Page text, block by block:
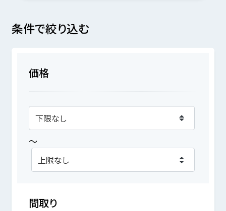
条件で絞り込む
価格
～
間取り